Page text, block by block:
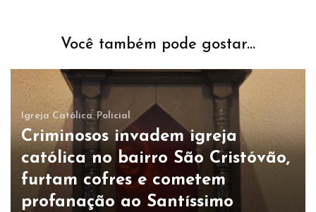
Você também pode gostar...
Igreja Católica Policial
Criminosos invadem igreja
católica no bairro São Cristóvão,
furtam cofres e cometem
profanação ao Santíssimo